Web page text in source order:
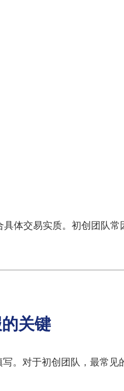
体交易实质。初创团队常
关键
。对于初创团队，最常见